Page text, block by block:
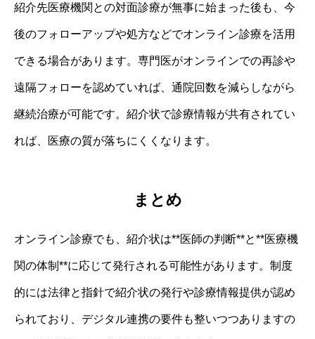
紹介先医療機関との対面診療が無事に始まった後も、今
後のフォローアップや処方などでオンライン診療を活用
できる場合があります。専門医がオンラインでの再診や
遠隔フォローを認めていれば、通院回数を減らしながら
継続治療が可能です。紹介状で診療情報が共有されてい
れば、医療の質が落ちにくくなります。
まとめ
オンライン診療でも、紹介状は**医師の判断**と**医療機
関の体制**に応じて発行される可能性があります。制度
的には法律と指針で紹介状の発行や診療情報提供が認め
られており、デジタル連携の要件も整いつつありますの